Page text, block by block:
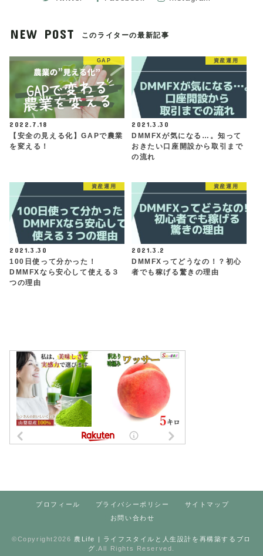
NEW POST このライターの最新記事
GAP
2022.7.18
【安全の見える化】GAPで農業
を変える！
資産運用
2021.3.30
DMMFXが気になる…。知って
おきたい口座開設から取引まで
の流れ
資産運用
2021.3.30
100日使って分かった！
DMMFXなら安心して使える３
つの理由
資産運用
2021.3.2
DMMFXってどうなの！？初心
者でも稼げる驚きの理由
プロフィール プライバシーポリシー
サイトマップ
お問い合わせ
©Copyright2026 農Life | ライフスタイルと人生設計を再構築するブロ
グ .All Rights Reserved.